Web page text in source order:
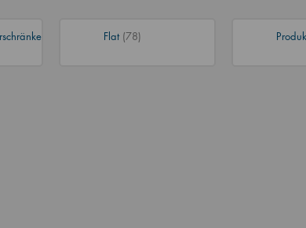
Flat (78)